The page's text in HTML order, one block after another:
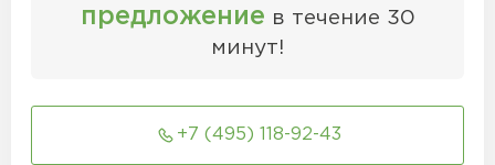
предложение в течение 30
минут!
+7 (495) 118-92-43